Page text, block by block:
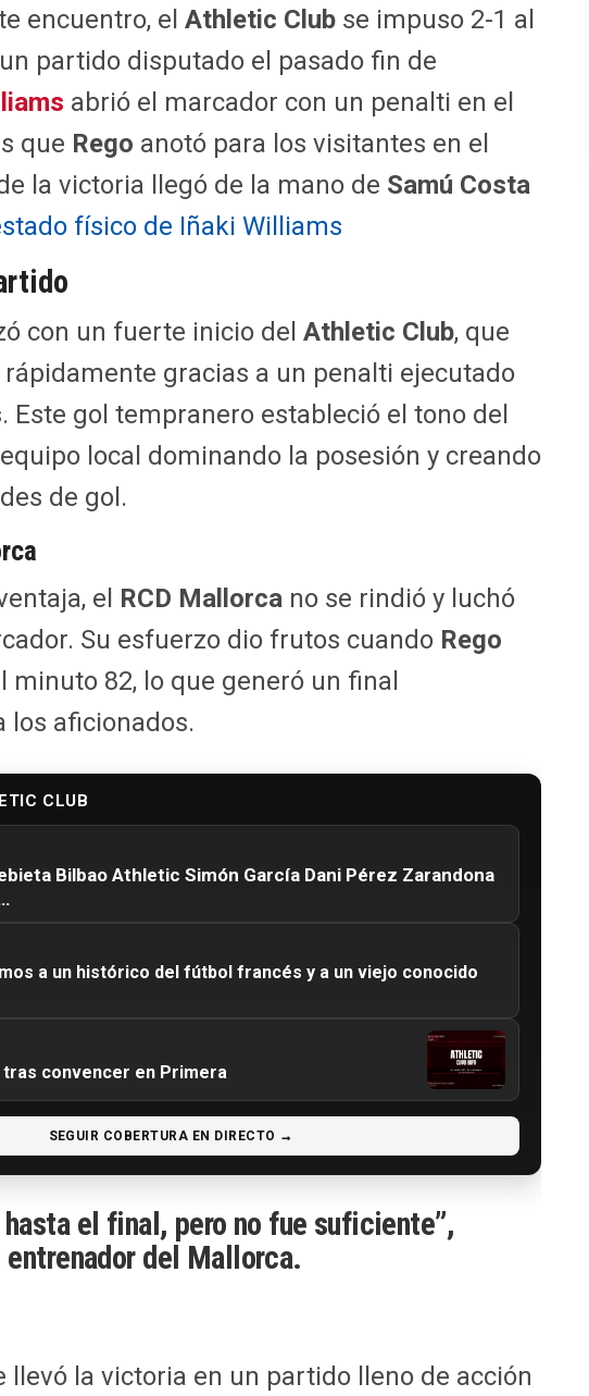
encuentro, el Athletic Club se impuso 2-1 al
partido disputado el pasado fin de
abrió el marcador con un penalti en el
que Rego anotó para los visitantes en el
la victoria llegó de la mano de Samú Costa
físico de Iñaki Williams
con un fuerte inicio del Athletic Club, que
gracias a un penalti ejecutado
. Este gol tempranero estableció el tono del
local dominando la posesión y creando
de gol.
el RCD Mallorca no se rindió y luchó
Su esfuerzo dio frutos cuando Rego
minuto 82, lo que generó un final
los aficionados.
CLUB
Bilbao Athletic Simón García Dani Pérez Zarandona
a un histórico del fútbol francés y a un viejo conocido
tras convencer en Primera
SEGUIR COBERTURA EN DIRECTO →
hasta el final, pero no fue suficiente”,
del Mallorca.
llevó la victoria en un partido lleno de acción